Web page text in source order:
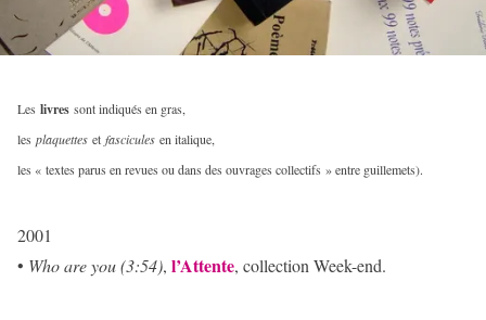
Les livres sont indiqués en gras,
les plaquettes et fascicules en italique,
les « textes parus en revues ou dans des ouvrages collectifs » entre guillemets).
2001
• Who are you (3:54), l’Attente, collection Week-end.